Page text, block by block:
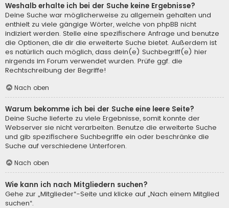
Weshalb erhalte ich bei der Suche keine Ergebnisse?
Deine Suche war möglicherweise zu allgemein gehalten und
enthielt zu viele gängige Wörter, welche von phpBB nicht
indiziert werden. Stelle eine spezifischere Anfrage und benutze
die Optionen, die dir die erweiterte Suche bietet. Außerdem ist
es natürlich auch möglich, dass dein(e) Suchbegriff(e) hier
nirgends im Forum verwendet wurden. Prüfe ggf. die
Rechtschreibung der Begriffe!
Nach oben
Warum bekomme ich bei der Suche eine leere Seite?
Deine Suche lieferte zu viele Ergebnisse, somit konnte der
Webserver sie nicht verarbeiten. Benutze die erweiterte Suche
und gib spezifischere Suchbegriffe ein oder beschränke die
Suche auf verschiedene Unterforen.
Nach oben
Wie kann ich nach Mitgliedern suchen?
Gehe zur „Mitglieder“-Seite und klicke auf „Nach einem Mitglied
suchen“.